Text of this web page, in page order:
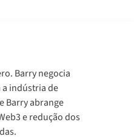
Barry negocia
a indústria de
Barry abrange
e redução dos